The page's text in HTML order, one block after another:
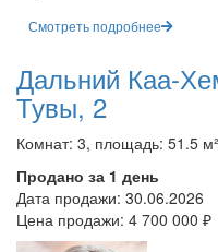
Смотреть подробнее
Дальний Каа-
Тувы, 2
Комнат: 3, площадь: 51.5 м²
Продано за 1 день
Дата продажи: 30.06.2026
Цена продажи: 4 700 000 ₽